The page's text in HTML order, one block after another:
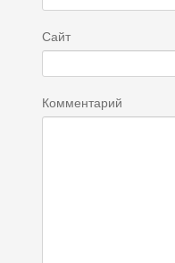
Сайт
Комментарий